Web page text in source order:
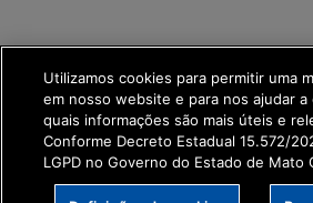
Executiva de
Transformação Digital
get_footer();
Utilizamos cookies para permitir uma
em nosso website e para nos ajudar
quais informações são mais úteis e
Conforme Decreto Estadual 15.572/
LGPD no Governo do Estado de Mato